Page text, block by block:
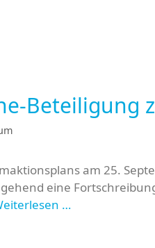
Beteiligung
am 25.
eine
…